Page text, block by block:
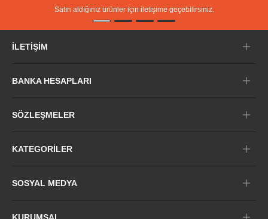
Satın aldığınız ürünler için iletişime geçebilirsiniz.
İLETIŞIM
SÖZLEŞMELER
KATEGORILER
SOSYAL MEDYA
KURUMSAL
BANKA HESAPLARI